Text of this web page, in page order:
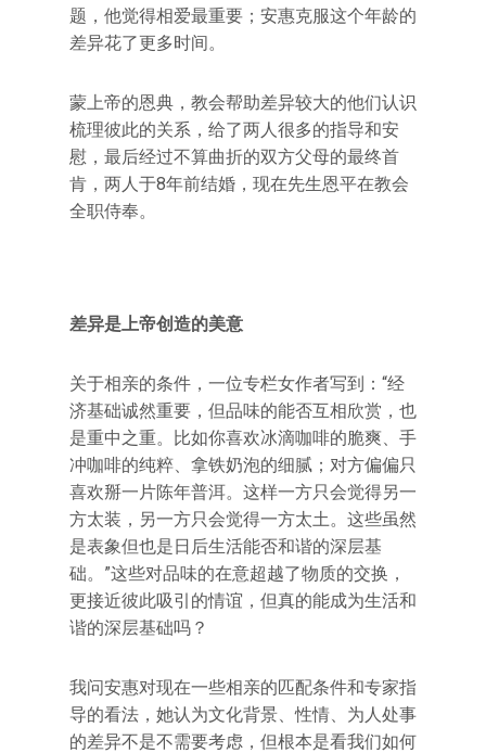
题，他觉得相爱最重要；安惠克服这个年龄的
差异花了更多时间。
蒙上帝的恩典，教会帮助差异较大的他们认识
梳理彼此的关系，给了两人很多的指导和安
慰，最后经过不算曲折的双方父母的最终首
肯，两人于8年前结婚，现在先生恩平在教会
全职侍奉。
差异是上帝创造的美意
关于相亲的条件，一位专栏女作者写到：“经
济基础诚然重要，但品味的能否互相欣赏，也
是重中之重。比如你喜欢冰滴咖啡的脆爽、手
冲咖啡的纯粹、拿铁奶泡的细腻；对方偏偏只
喜欢掰一片陈年普洱。这样一方只会觉得另一
方太装，另一方只会觉得一方太土。这些虽然
是表象但也是日后生活能否和谐的深层基
础。”这些对品味的在意超越了物质的交换，
更接近彼此吸引的情谊，但真的能成为生活和
谐的深层基础吗？
我问安惠对现在一些相亲的匹配条件和专家指
导的看法，她认为文化背景、性情、为人处事
的差异不是不需要考虑，但根本是看我们如何